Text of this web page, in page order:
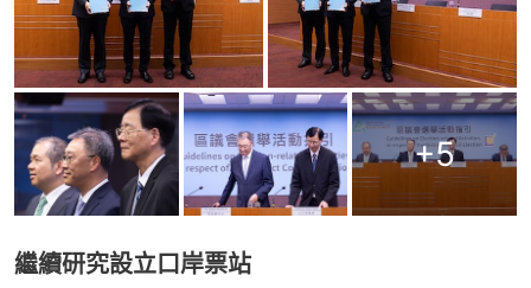
+5
繼續研究設立口岸票站